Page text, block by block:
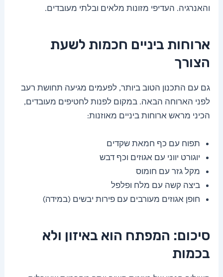
והאנרגיה. העדיפי מזונות מלאים ובלתי מעובדים.
ארוחות ביניים חכמות לשעת
הצורך
גם עם התכנון הטוב ביותר, לפעמים מגיעה תחושת רעב
לפני הארוחה הבאה. במקום לפנות לחטיפים מעובדים,
הכיני מראש ארוחות ביניים מאוזנות:
תפוח עם כף חמאת שקדים
יוגורט יווני עם אגוזים וכף דבש
מקל גזר עם חומוס
ביצה קשה עם מלח ופלפל
חופן אגוזים מעורבים עם פירות יבשים (במידה)
סיכום: המפתח הוא באיזון ולא
בכמות